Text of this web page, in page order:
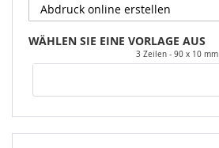
WÄHLEN SIE EINE VORLAGE AUS
3 Zeilen 90 x 10 mm